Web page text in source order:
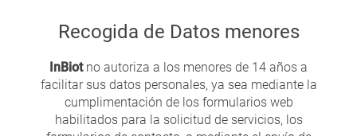
Recogida de Datos menores
InBiotno autoriza a los menores de 14 años a
facilitar sus datos personales, ya sea mediante la
cumplimentación de los formularios web
habilitados para la solicitud de servicios, los